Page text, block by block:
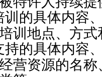
训的具体内容
训地点、方式
持的具体内容
营资源的名